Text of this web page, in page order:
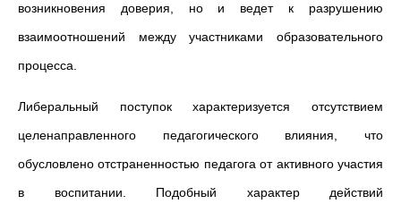
возникновения доверия, но и ведет к разрушению
взаимоотношений между участниками образовательного
процесса.
Либеральный поступок характеризуется отсутствием
целенаправленного педагогического влияния, что
обусловлено отстраненностью педагога от активного участия
в воспитании. Подобный характер действий